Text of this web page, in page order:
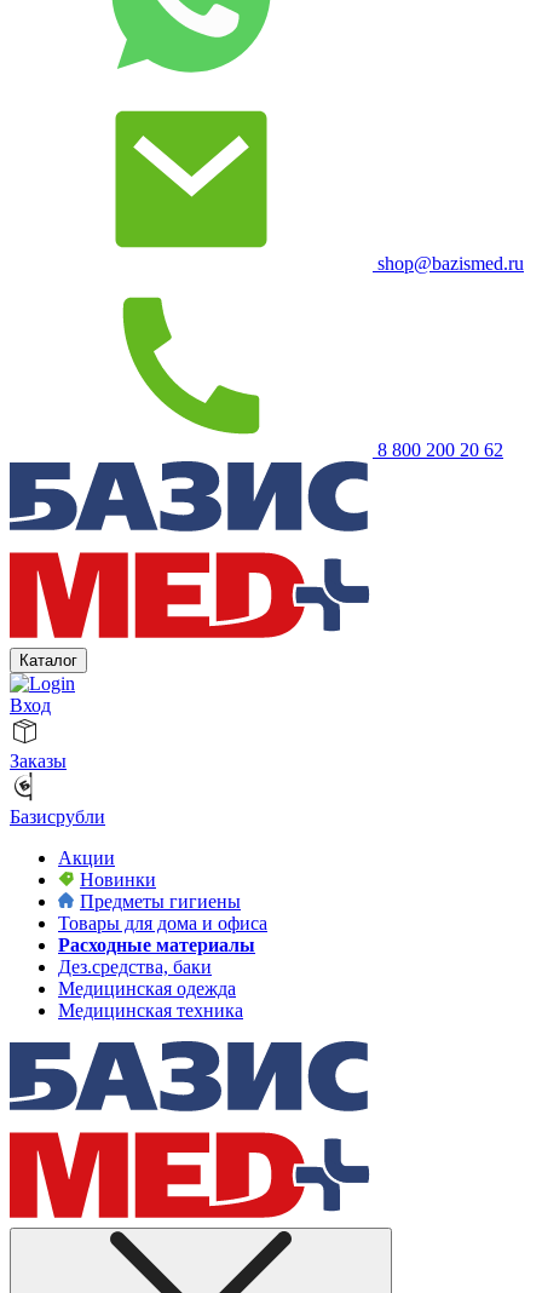
shop@bazismed.ru
8 800 200 20 62
Каталог
Вход
Заказы
Базисрубли
Акции
Новинки
Предметы гигиены
Товары для дома и офиса
Расходные материалы
Дез.средства, баки
Медицинская одежда
Медицинская техника